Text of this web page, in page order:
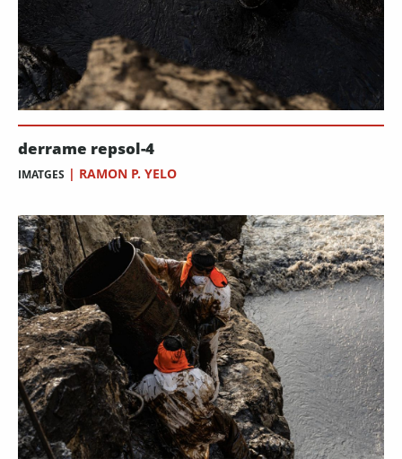
derrame repsol-4
IMATGES | RAMON P. YELO